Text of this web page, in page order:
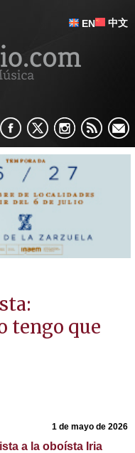
EN 中文
tengo que
1 de mayo de 2026
a la oboísta Iria